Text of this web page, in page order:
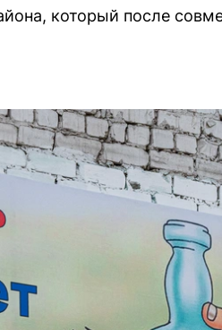
который после